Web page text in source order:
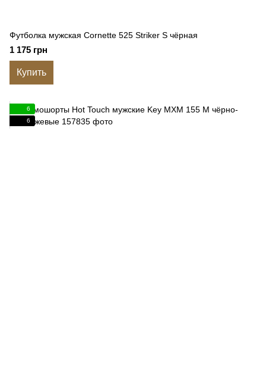
Футболка мужская Cornette 525 Striker S чёрная
1 175 грн
Купить
6
6